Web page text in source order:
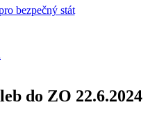
do ZO 22.6.2024